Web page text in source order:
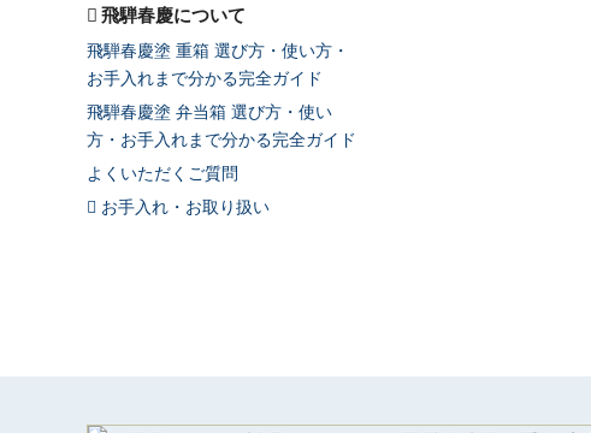
飛騨春慶について
飛騨春慶塗 重箱 選び方・使い方・
お手入れまで分かる完全ガイド
飛騨春慶塗 弁当箱 選び方・使い
方・お手入れまで分かる完全ガイド
よくいただくご質問
お手入れ・お取り扱い